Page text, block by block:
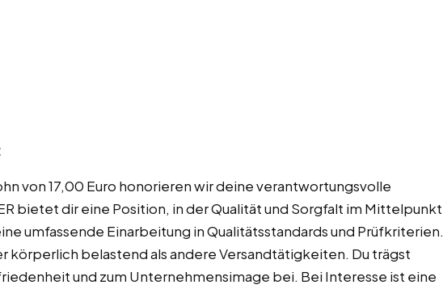
von 17,00 Euro honorieren wir deine verantwortungsvolle
bietet dir eine Position, in der Qualität und Sorgfalt im Mittelpunkt
umfassende Einarbeitung in Qualitätsstandards und Prüfkriterien.
körperlich belastend als andere Versandtätigkeiten. Du trägst
und zum Unternehmensimage bei. Bei Interesse ist eine